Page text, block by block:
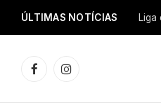
ÚLTIMAS NOTÍCIAS
FacebookInstagram